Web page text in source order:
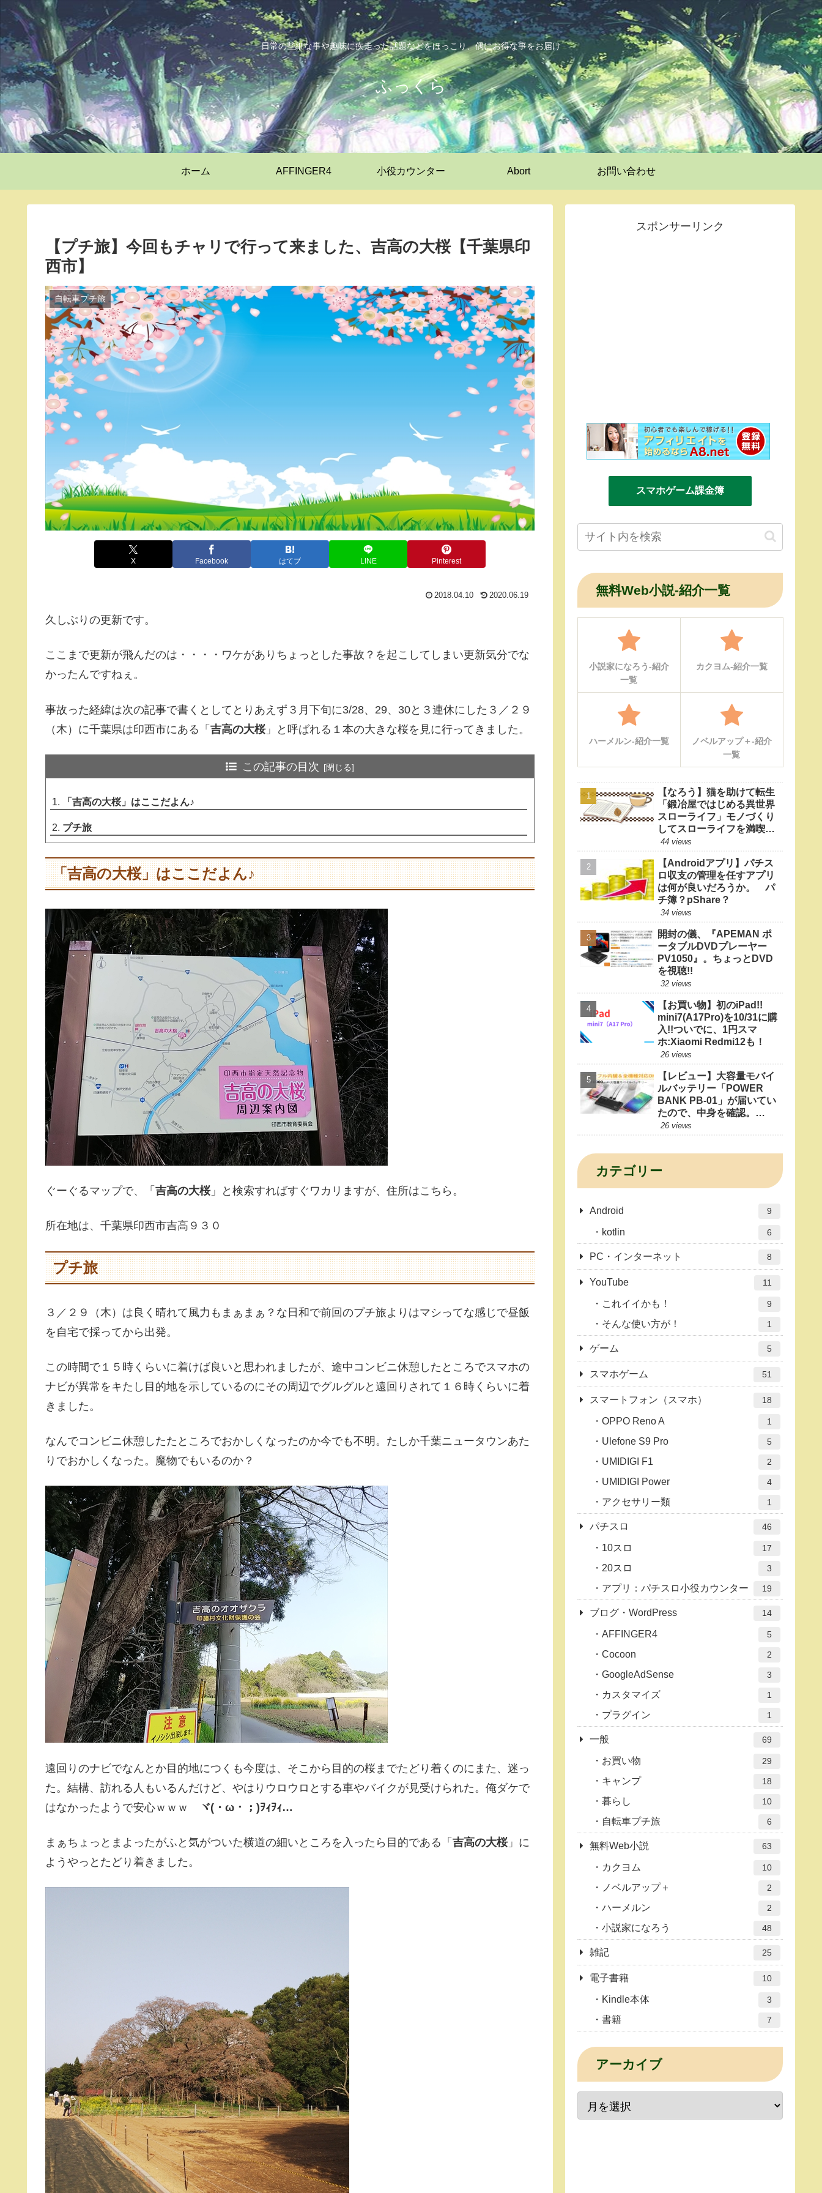
日常の些細な事や趣味に疾走った話題などをほっこり、偶にお得な事をお届け
ふっくら
ホーム AFFINGER4 小役カウンター Abort お問い合わせ
【プチ旅】今回もチャリで行って来ました、吉高の大桜【千葉県印
西市】
自転車プチ旅
X Facebook はてブ LINE Pinterest
2018.04.10 2020.06.19
久しぶりの更新です。
ここまで更新が飛んだのは・・・・ワケがありちょっとした事故？を起こしてしまい更新気分でな
かったんですねぇ。
事故った経緯は次の記事で書くとしてとりあえず３月下旬に3/28、29、30と３連休にした３／２９
（木）に千葉県は印西市にある「 吉高の大桜」と呼ばれる１本の大きな桜を見に行ってきました。
この記事の目次
「吉高の大桜」はここだよん♪
プチ旅
「吉高の大桜」はここだよん♪
ぐーぐるマップで、「 吉高の大桜」と検索すればすぐワカリますが、住所はこちら。
所在地は、千葉県印西市吉高９３０
プチ旅
３／２９（木）は良く晴れて風力もまぁまぁ？な日和で前回のプチ旅よりはマシってな感じで昼飯
を自宅で採ってから出発。
この時間で１５時くらいに着けば良いと思われましたが、途中コンビニ休憩したところでスマホの
ナビが異常をキたし目的地を示しているのにその周辺でグルグルと遠回りされて１６時くらいに着
きました。
なんでコンビニ休憩したたところでおかしくなったのか今でも不明。たしか千葉ニュータウンあた
りでおかしくなった。魔物でもいるのか？
遠回りのナビでなんとか目的地につくも今度は、そこから目的の桜までたどり着くのにまた、迷っ
た。結構、訪れる人もいるんだけど、やはりウロウロとする車やバイクが見受けられた。俺ダケで
はなかったようで安心ｗｗｗ
ヾ(・ω・；)ｦｨｦｨ…
まぁちょっとまよったがふと気がついた横道の細いところを入ったら目的である「 吉高の大桜」に
ようやっとたどり着きました。
スポンサーリンク
スマホゲーム課金簿
無料Web小説-紹介一覧
小説家になろう-紹介
一覧
カクヨム-紹介一覧
ハーメルン-紹介一覧
ノベルアップ＋-紹介
一覧
【なろう】猫を助けて転生
「鍛冶屋ではじめる異世界
スローライフ」モノづくり
してスローライフを満喫し
たい
44 views
【Androidアプリ】パチス
ロ収支の管理を任すアプリ
は何が良いだろうか。 パ
チ簿？pShare？
34 views
開封の儀、『APEMAN ポ
ータブルDVDプレーヤー
PV1050』。ちょっとDVD
を視聴!!
32 views
【お買い物】初のiPad!!
mini7(A17Pro)を10/31に購
入!!ついでに、1円スマ
ホ:Xiaomi Redmi12も！
26 views
【レビュー】大容量モバイ
ルバッテリー「POWER
BANK PB-01」が届いてい
たので、中身を確認。
10000mAhもあれば1日十
26 views
カテゴリー
Android 9
kotlin 6
PC・インターネット 8
YouTube 11
これイイかも！ 9
そんな使い方が！ 1
ゲーム 5
スマホゲーム 51
スマートフォン（スマホ） 18
OPPO Reno A 1
Ulefone S9 Pro 5
UMIDIGI F1 2
UMIDIGI Power 4
アクセサリー類 1
パチスロ 46
10スロ 17
20スロ 3
アプリ：パチスロ小役カウンター 19
ブログ・WordPress 14
AFFINGER4 5
Cocoon 2
GoogleAdSense 3
カスタマイズ 1
プラグイン 1
一般 69
お買い物 29
キャンプ 18
暮らし 10
自転車プチ旅 6
無料Web小説 63
カクヨム 10
ノベルアップ＋ 2
ハーメルン 2
小説家になろう 48
雑記 25
電子書籍 10
Kindle本体 3
書籍 7
アーカイブ